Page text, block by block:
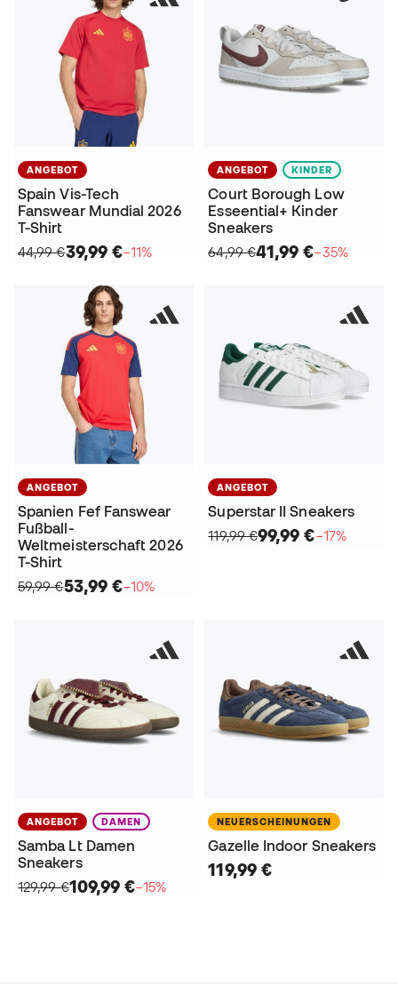
ANGEBOT
Spain Vis-Tech
Fanswear Mundial 2026
T-Shirt
44,99 €39,99 €−11%
ANGEBOT KINDER
Court Borough Low
Esseential+ Kinder
Sneakers
64,99 €41,99 €−35%
ANGEBOT
Spanien Fef Fanswear
Fußball-
Weltmeisterschaft 2026
T-Shirt
59,99 €53,99 €−10%
ANGEBOT
Superstar II Sneakers
119,99 €99,99 €−17%
ANGEBOT DAMEN
Samba Lt Damen
Sneakers
129,99 €109,99 €−15%
NEUERSCHEINUNGEN
Gazelle Indoor Sneakers
119,99 €